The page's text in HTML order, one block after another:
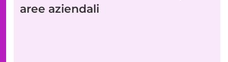
aree aziendali